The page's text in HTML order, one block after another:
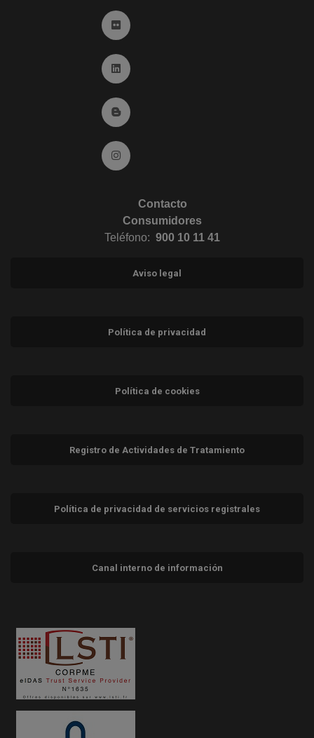
Ir a Flickr (abre en ventana nueva)
Ir a Linkedin (abre en ventana nueva)
Ir al Blog (abre en ventana nueva)
Ir a Instagram (abre en ventana nueva)
Contacto
Consumidores
Teléfono: 900 10 11 41
Aviso legal
Política de privacidad
Política de cookies
Registro de Actividades de Tratamiento
Política de privacidad de servicios registrales
Canal interno de información